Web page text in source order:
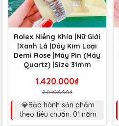
Rolex Niềng Khía |Nữ Giới
|Xanh Lá |Dây Kim Loại
Demi Rose |Máy Pin (Máy
Quartz) |Size 31mm
1.420.000₫
2.840.000₫
💎Bảo hành sản phẩm
theo tiêu chuẩn: 01 năm